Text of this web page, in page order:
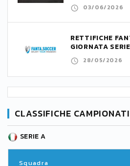
03/06/2026
RETTIFICHE
GIORNATA
28/05/2026
CLASSIFICHE CAMPIONATI
SERIE A
Squadra